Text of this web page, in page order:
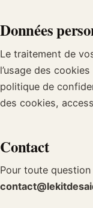
Données
Le traitement de
l’usage des
politique de
des cookies,
Contact
Pour toute